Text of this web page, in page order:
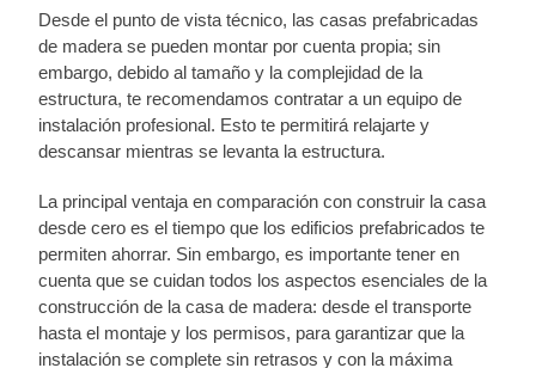
Desde el punto de vista técnico, las casas prefabricadas
de madera se pueden montar por cuenta propia; sin
embargo, debido al tamaño y la complejidad de la
estructura, te recomendamos contratar a un equipo de
instalación profesional. Esto te permitirá relajarte y
descansar mientras se levanta la estructura.
La principal ventaja en comparación con construir la casa
desde cero es el tiempo que los edificios prefabricados te
permiten ahorrar. Sin embargo, es importante tener en
cuenta que se cuidan todos los aspectos esenciales de la
construcción de la casa de madera: desde el transporte
hasta el montaje y los permisos, para garantizar que la
instalación se complete sin retrasos y con la máxima